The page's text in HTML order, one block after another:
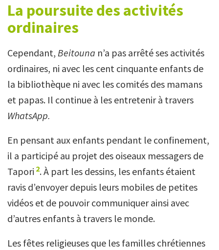
La poursuite des activités
ordinaires
Cependant, Beitouna n’a pas arrêté ses activités
ordinaires, ni avec les cent cinquante enfants de
la bibliothèque ni avec les comités des mamans
et papas. Il continue à les entretenir à travers
WhatsApp.
En pensant aux enfants pendant le confinement,
il a participé au projet des oiseaux messagers de
Tapori 2. À part les dessins, les enfants étaient
ravis d’envoyer depuis leurs mobiles de petites
vidéos et de pouvoir communiquer ainsi avec
d’autres enfants à travers le monde.
Les fêtes religieuses que les familles chrétiennes